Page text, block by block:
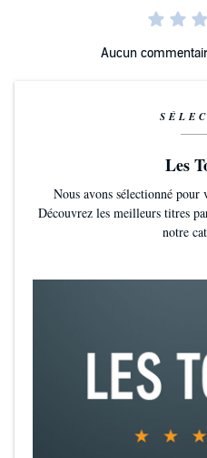
Aucun
Les
Nous avons sélectionné
Découvrez les meilleurs titres
notre